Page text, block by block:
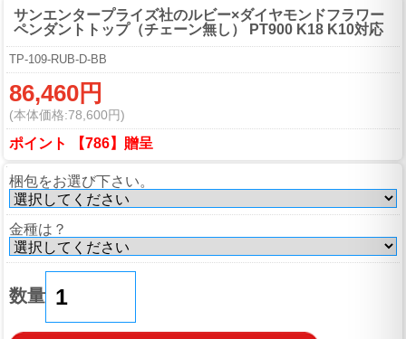
サンエンタープライズ社のルビー×ダイヤモンドフラワー
ペンダントトップ（チェーン無し） PT900 K18 K10対応
TP-109-RUB-D-BB
86,460円
(本体価格:78,600円)
ポイント 【786】贈呈
梱包をお選び下さい。
金種は？
数量